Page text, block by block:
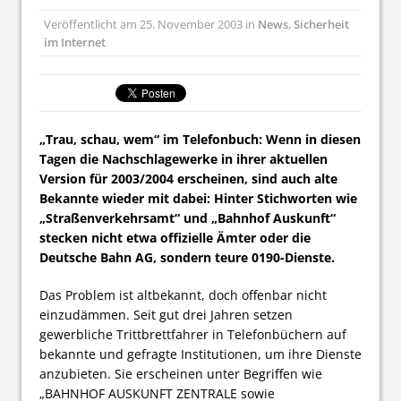
Veröffentlicht am 25. November 2003 in News,Sicherheit
im Internet
„Trau, schau, wem“ im Telefonbuch: Wenn in diesen
Tagen die Nachschlagewerke in ihrer aktuellen
Version für 2003/2004 erscheinen, sind auch alte
Bekannte wieder mit dabei: Hinter Stichworten wie
„Straßenverkehrsamt“ und „Bahnhof Auskunft“
stecken nicht etwa offizielle Ämter oder die
Deutsche Bahn AG, sondern teure 0190-Dienste.
Das Problem ist altbekannt, doch offenbar nicht
einzudämmen. Seit gut drei Jahren setzen
gewerbliche Trittbrettfahrer in Telefonbüchern auf
bekannte und gefragte Institutionen, um ihre Dienste
anzubieten. Sie erscheinen unter Begriffen wie
„BAHNHOF AUSKUNFT ZENTRALE sowie